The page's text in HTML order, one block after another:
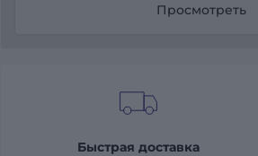
Просмотреть
Быстрая доставка